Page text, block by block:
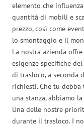
elemento che
quantità di mobili e
prezzo, così come
lo smontaggio e il
La nostra azienda
esigenze specifiche
di trasloco, a seconda
richiesti. Che tu
una stanza, abbiamo
Una delle nostre
durante il trasloco. I